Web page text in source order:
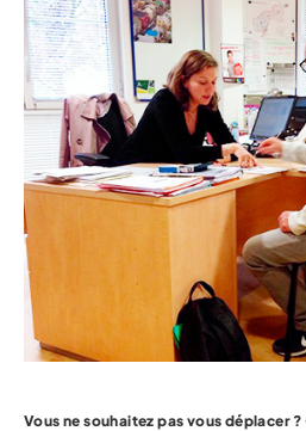
Vous ne souhaitez pas vous déplacer ?